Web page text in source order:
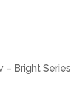
– Bright Series